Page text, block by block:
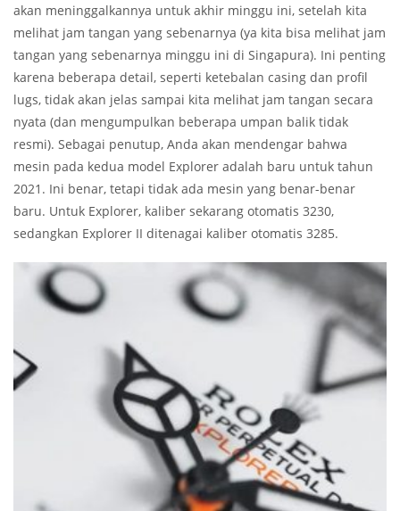
akan meninggalkannya untuk akhir minggu ini, setelah kita
melihat jam tangan yang sebenarnya (ya kita bisa melihat jam
tangan yang sebenarnya minggu ini di Singapura). Ini penting
karena beberapa detail, seperti ketebalan casing dan profil
lugs, tidak akan jelas sampai kita melihat jam tangan secara
nyata (dan mengumpulkan beberapa umpan balik tidak
resmi). Sebagai penutup, Anda akan mendengar bahwa
mesin pada kedua model Explorer adalah baru untuk tahun
2021. Ini benar, tetapi tidak ada mesin yang benar-benar
baru. Untuk Explorer, kaliber sekarang otomatis 3230,
sedangkan Explorer II ditenagai kaliber otomatis 3285.